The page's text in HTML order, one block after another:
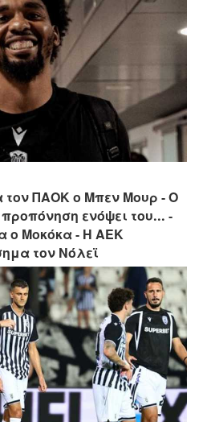
τον ΠΑΟΚ ο Μπεν Μουρ - Ο
ενόψει του... -
ο Μοκόκα - Η ΑΕΚ
τον Νόλεϊ